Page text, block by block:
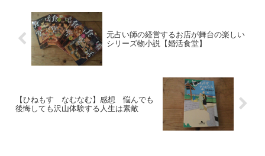
元占い師の経営するお店が舞台の楽しい
シリーズ物小説【婚活食堂】
【ひねもす なむなむ】感想 悩んでも
後悔しても沢山体験する人生は素敵